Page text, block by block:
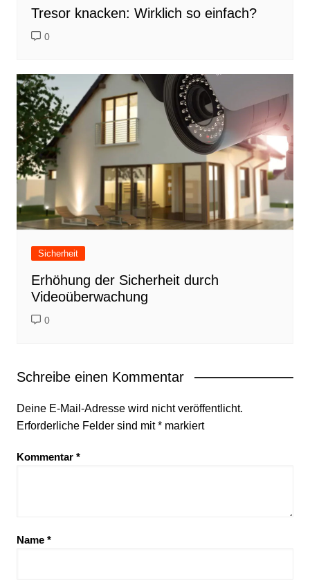
Tresor knacken: Wirklich so einfach?
0
Sicherheit
Erhöhung der Sicherheit durch
Videoüberwachung
0
Schreibe einen Kommentar
Deine E-Mail-Adresse wird nicht veröffentlicht.
Erforderliche Felder sind mit*markiert
Kommentar *
Name *